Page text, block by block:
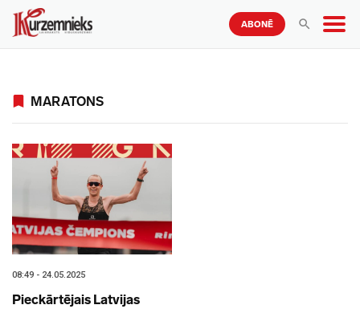
ABONĒ
MARATONS
08:49 - 24.05.2025
Pieckārtējais Latvijas